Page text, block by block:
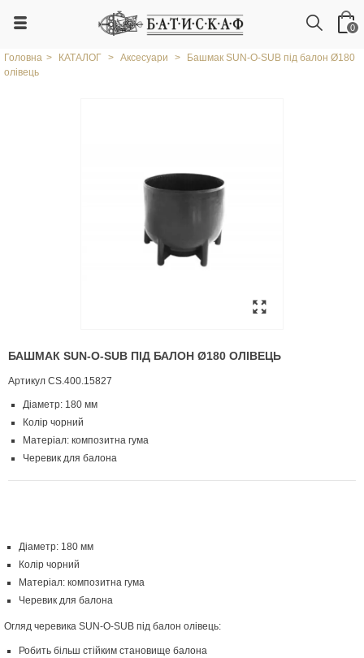
0
Головна > КАТАЛОГ > Аксесуари >
Башмак SUN-O-SUB під балон Ø180
олівець
БАШМАК SUN-O-SUB ПІД БАЛОН Ø180 ОЛІВЕЦЬ
Артикул CS.400.15827
Діаметр: 180 мм
Колір чорний
Матеріал: композитна гума
Черевик для балона
Діаметр: 180 мм
Колір чорний
Матеріал: композитна гума
Черевик для балона
Огляд черевика SUN-O-SUB під балон олівець:
Робить більш стійким становище балона